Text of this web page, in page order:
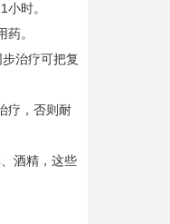
时。
。
治疗可把复
疗，否则耐
酒精，这些